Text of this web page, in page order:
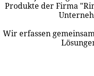
Produkte der Firma
Wir erfassen